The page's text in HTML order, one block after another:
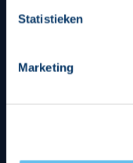
Statistieken
Marketing
Tenuesponsoren